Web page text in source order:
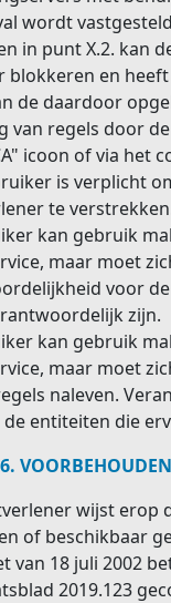
wordt
in punt X.2. kan
blokkeren en
de daardoor
van regels door
icoon of via het
is verplicht
te
kan gebruik
maar moet
voor
zijn.
kan gebruik
maar moet
naleven.
entiteiten die
VOORBEHOUDEN
wijst erop
of beschikbaar
van 18 juli 2002
2019.123